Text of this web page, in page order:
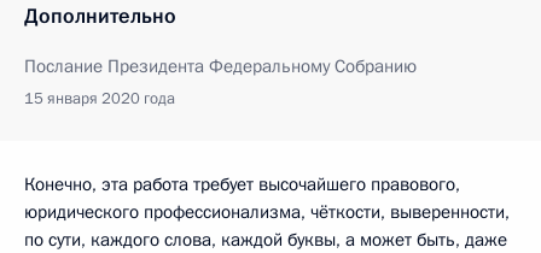
Дополнительно
Послание Президента Федеральному Собранию
15 января 2020 года
Конечно, эта работа требует высочайшего правового,
юридического профессионализма, чёткости, выверенности,
по сути, каждого слова, каждой буквы, а может быть, даже